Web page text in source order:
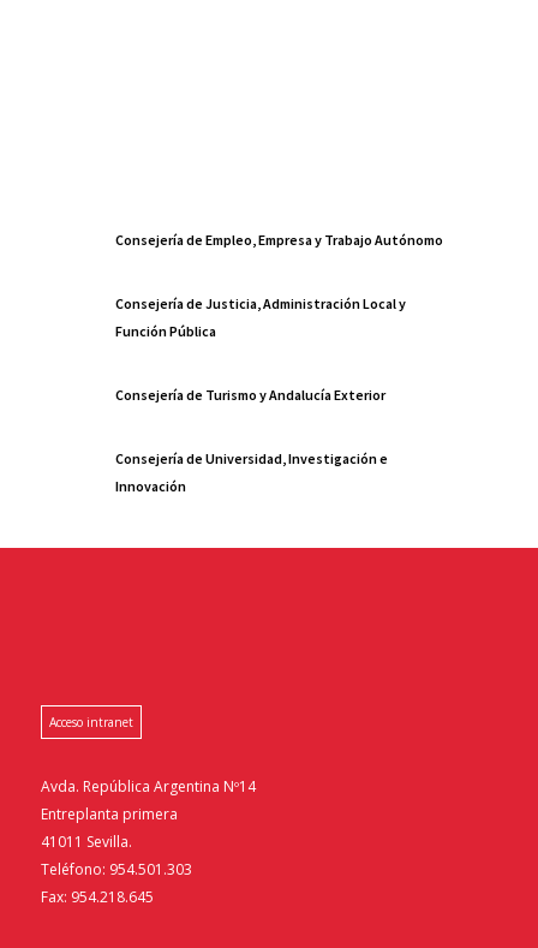
Consejería de Empleo, Empresa y Trabajo Autónomo
Consejería de Justicia, Administración Local y
Función Pública
Consejería de Turismo y Andalucía Exterior
Consejería de Universidad, Investigación e
Innovación
Acceso intranet
Avda. República Argentina Nº14
Entreplanta primera
41011 Sevilla.
Teléfono: 954.501.303
Fax: 954.218.645